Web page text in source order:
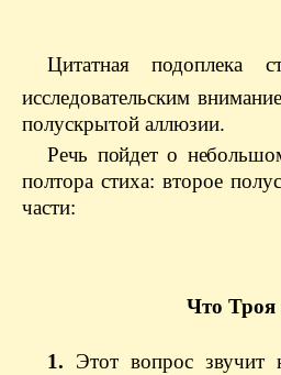
Цитатная подоплека
исследовательским
полускрытой аллюзии.
Речь пойдет о
полтора стиха: второе
части:
Что Троя
1. Этот вопрос звучит